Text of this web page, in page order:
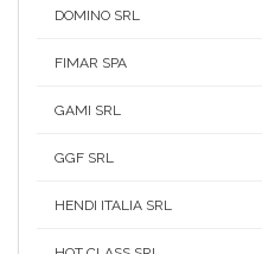
DOMINO SRL
FIMAR SPA
GAMI SRL
GGF SRL
HENDI ITALIA SRL